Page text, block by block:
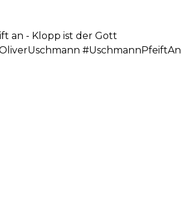
an - Klopp ist der Gott
#UschmannPfeiftAn